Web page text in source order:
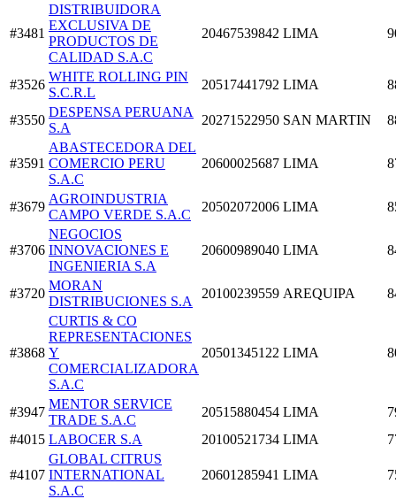
#3481
DISTRIBUIDORA
EXCLUSIVA DE
PRODUCTOS DE
CALIDAD S.A.C
20467539842 LIMA
#3526
WHITE ROLLING PIN
S.C.R.L
20517441792 LIMA
#3550
DESPENSA PERUANA
S.A
20271522950 SAN MARTIN
#3591
ABASTECEDORA DEL
COMERCIO PERU
S.A.C
20600025687 LIMA
#3679
AGROINDUSTRIA
CAMPO VERDE S.A.C
20502072006 LIMA
#3706
NEGOCIOS
INNOVACIONES E
INGENIERIA S.A
20600989040 LIMA
#3720
MORAN
DISTRIBUCIONES S.A
20100239559 AREQUIPA
#3868
CURTIS & CO
REPRESENTACIONES
Y
COMERCIALIZADORA
S.A.C
20501345122 LIMA
#3947
MENTOR SERVICE
TRADE S.A.C
20515880454 LIMA
#4015 LABOCER S.A 20100521734 LIMA
#4107
GLOBAL CITRUS
INTERNATIONAL
S.A.C
20601285941 LIMA